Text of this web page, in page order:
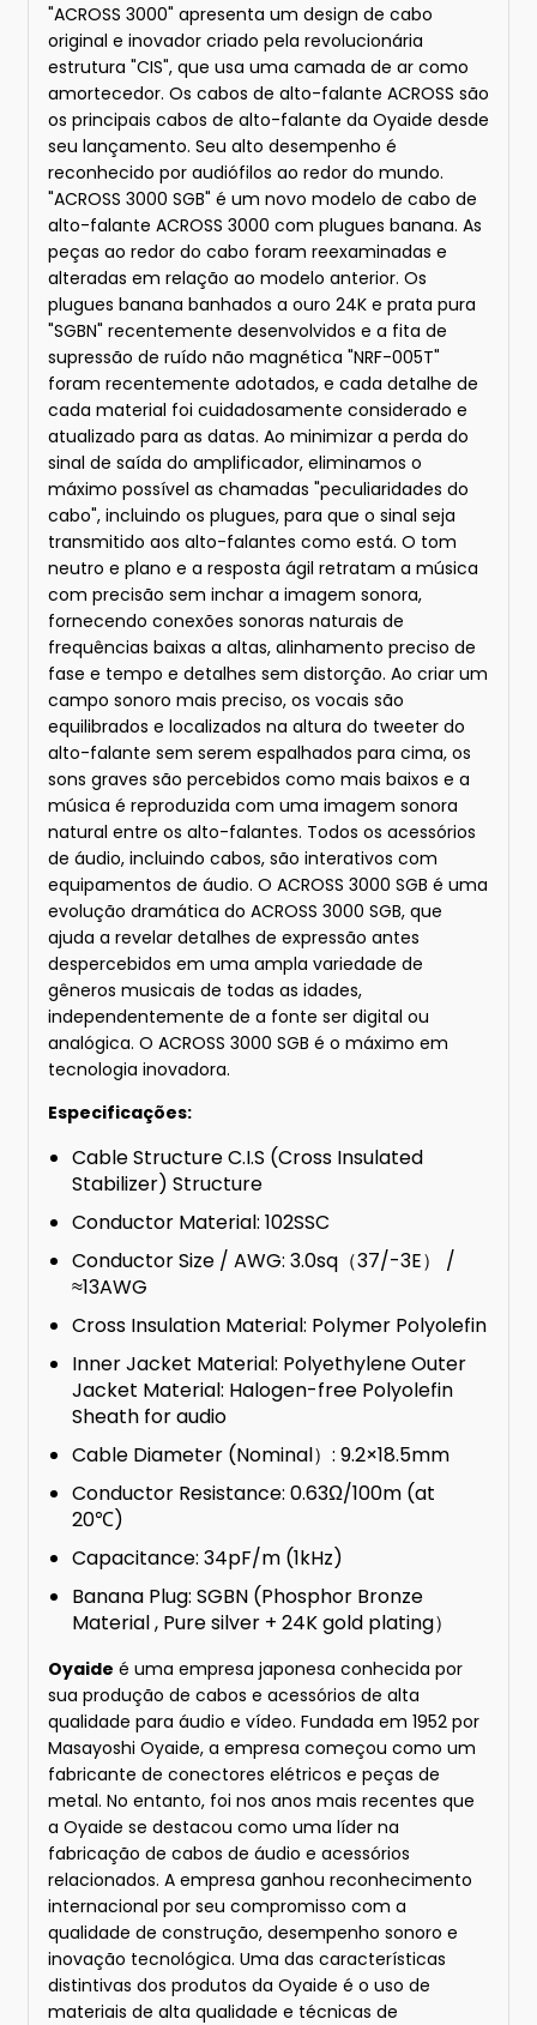
"ACROSS 3000" apresenta um design de cabo
original e inovador criado pela revolucionária
estrutura "CIS", que usa uma camada de ar como
amortecedor. Os cabos de alto-falante ACROSS são
os principais cabos de alto-falante da Oyaide desde
seu lançamento. Seu alto desempenho é
reconhecido por audiófilos ao redor do mundo.
"ACROSS 3000 SGB" é um novo modelo de cabo de
alto-falante ACROSS 3000 com plugues banana. As
peças ao redor do cabo foram reexaminadas e
alteradas em relação ao modelo anterior. Os
plugues banana banhados a ouro 24K e prata pura
"SGBN" recentemente desenvolvidos e a fita de
supressão de ruído não magnética "NRF-005T"
foram recentemente adotados, e cada detalhe de
cada material foi cuidadosamente considerado e
atualizado para as datas. Ao minimizar a perda do
sinal de saída do amplificador, eliminamos o
máximo possível as chamadas "peculiaridades do
cabo", incluindo os plugues, para que o sinal seja
transmitido aos alto-falantes como está. O tom
neutro e plano e a resposta ágil retratam a música
com precisão sem inchar a imagem sonora,
fornecendo conexões sonoras naturais de
frequências baixas a altas, alinhamento preciso de
fase e tempo e detalhes sem distorção. Ao criar um
campo sonoro mais preciso, os vocais são
equilibrados e localizados na altura do tweeter do
alto-falante sem serem espalhados para cima, os
sons graves são percebidos como mais baixos e a
música é reproduzida com uma imagem sonora
natural entre os alto-falantes. Todos os acessórios
de áudio, incluindo cabos, são interativos com
equipamentos de áudio. O ACROSS 3000 SGB é uma
evolução dramática do ACROSS 3000 SGB, que
ajuda a revelar detalhes de expressão antes
despercebidos em uma ampla variedade de
gêneros musicais de todas as idades,
independentemente de a fonte ser digital ou
analógica. O ACROSS 3000 SGB é o máximo em
tecnologia inovadora.
Especificações:
Cable Structure C.I.S (Cross Insulated
Stabilizer) Structure
Conductor Material: 102SSC
Conductor Size / AWG: 3.0sq（37/-3E） /
≈13AWG
Cross Insulation Material: Polymer Polyolefin
Inner Jacket Material: Polyethylene Outer
Jacket Material: Halogen-free Polyolefin
Sheath for audio
Cable Diameter (Nominal）: 9.2×18.5mm
Conductor Resistance: 0.63Ω/100m (at
20℃)
Capacitance: 34pF/m (1kHz)
Banana Plug: SGBN (Phosphor Bronze
Material , Pure silver + 24K gold plating）
Oyaide é uma empresa japonesa conhecida por
sua produção de cabos e acessórios de alta
qualidade para áudio e vídeo. Fundada em 1952 por
Masayoshi Oyaide, a empresa começou como um
fabricante de conectores elétricos e peças de
metal. No entanto, foi nos anos mais recentes que
a Oyaide se destacou como uma líder na
fabricação de cabos de áudio e acessórios
relacionados. A empresa ganhou reconhecimento
internacional por seu compromisso com a
qualidade de construção, desempenho sonoro e
inovação tecnológica. Uma das características
distintivas dos produtos da Oyaide é o uso de
materiais de alta qualidade e técnicas de